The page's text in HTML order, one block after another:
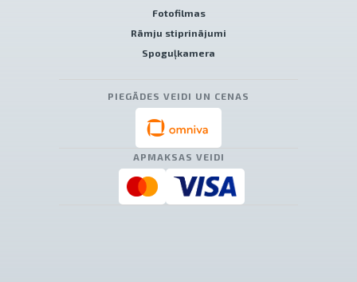
Fotofilmas
Rāmju stiprinājumi
Spoguļkamera
PIEGĀDES VEIDI UN CENAS
APMAKSAS VEIDI